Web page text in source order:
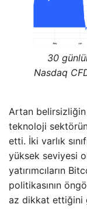
30
Nasdaq
Artan
teknoloji
etti. İki varlık
yüksek seviyesi
yatırımcıların
politikasının
az dikkat ettiğini